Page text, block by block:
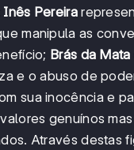
Inês Pereira
manipula as
Brás da Mata
e o abuso de
sua inocência e
genuínos mas
Através destas